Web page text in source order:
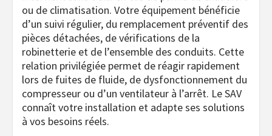
ou de climatisation. Votre équipement bénéficie
d’un suivi régulier, du remplacement préventif des
pièces détachées, de vérifications de la
robinetterie et de l’ensemble des conduits. Cette
relation privilégiée permet de réagir rapidement
lors de fuites de fluide, de dysfonctionnement du
compresseur ou d’un ventilateur à l’arrêt. Le SAV
connaît votre installation et adapte ses solutions
à vos besoins réels.